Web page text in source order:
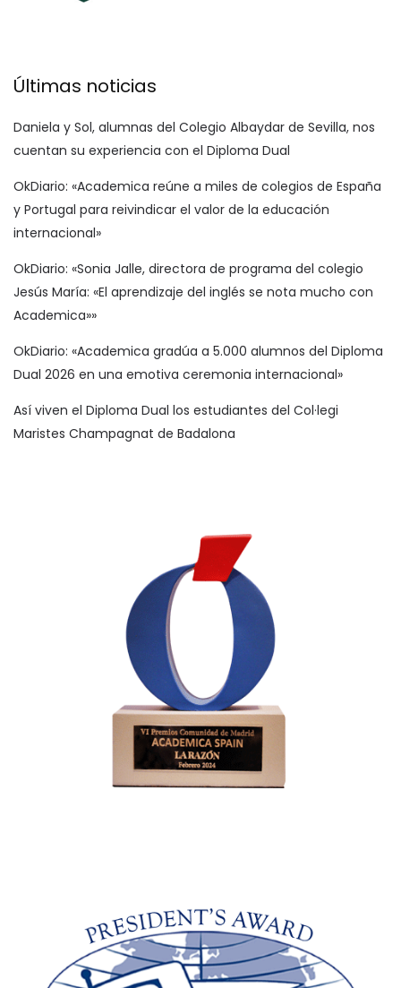
Últimas noticias
Daniela y Sol, alumnas del Colegio Albaydar de Sevilla, nos
cuentan su experiencia con el Diploma Dual
OkDiario: «Academica reúne a miles de colegios de España
y Portugal para reivindicar el valor de la educación
internacional»
OkDiario: «Sonia Jalle, directora de programa del colegio
Jesús María: «El aprendizaje del inglés se nota mucho con
Academica»»
OkDiario: «Academica gradúa a 5.000 alumnos del Diploma
Dual 2026 en una emotiva ceremonia internacional»
Así viven el Diploma Dual los estudiantes del Col·legi
Maristes Champagnat de Badalona